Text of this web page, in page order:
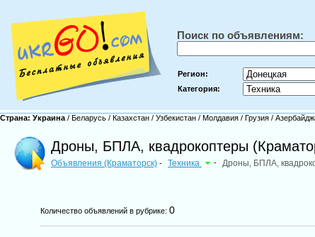
Поиск по объявлениям:
Регион:
Категория:
Страна: Украина / Беларусь / Казахстан / Узбекистан / Молдавия / Грузия /
Дроны, БПЛА, квадрокоптеры
Объявления (Краматорск) - Техника - Дроны, БПЛА,
Количество объявлений в рубрике:0